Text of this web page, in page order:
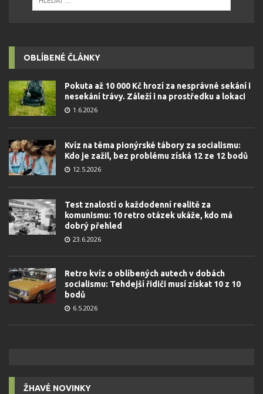
OBLÍBENÉ ČLÁNKY
Pokuta až 10 000 Kč hrozí za nesprávné sekání i
nesekání trávy. Záleží i na prostředku a lokaci
1.6.2026
Kvíz na téma pionýrské tábory za socialismu:
Kdo je zažil, bez problému získá 12 ze 12 bodů
12.5.2026
Test znalostí o každodenní realitě za
komunismu: 10 retro otázek ukáže, kdo má
dobrý přehled
23.6.2026
Retro kvíz o oblíbených autech v dobách
socialismu: Tehdejší řidiči musí získat 10 z 10
bodů
6.5.2026
ŽHAVÉ NOVINKY